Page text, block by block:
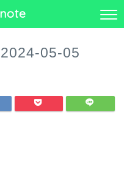
05-05